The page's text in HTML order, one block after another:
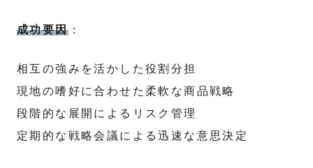
成功要因：
相互の強みを活かした役割分担
現地の嗜好に合わせた柔軟な商品戦略
段階的な展開によるリスク管理
定期的な戦略会議による迅速な意思決定